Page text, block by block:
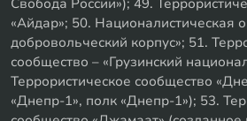
Свобода России»); 49.
«Айдар»; 50. Националистическая
добровольческий корпус»; 51.
сообщество – «Грузинский
Террористическое сообщество
«Днепр-1», полк «Днепр-1»); 53.